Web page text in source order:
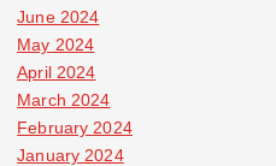
June 2024
May 2024
April 2024
March 2024
February 2024
January 2024